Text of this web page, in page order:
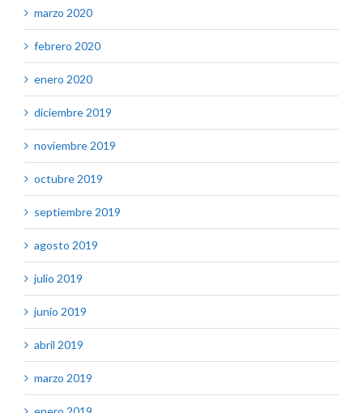
marzo 2020
febrero 2020
enero 2020
diciembre 2019
noviembre 2019
octubre 2019
septiembre 2019
agosto 2019
julio 2019
junio 2019
abril 2019
marzo 2019